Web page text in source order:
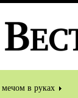
в руках